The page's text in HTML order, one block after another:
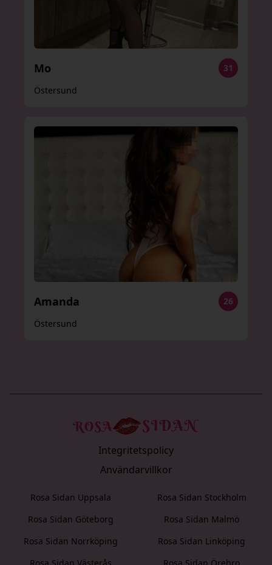
Mo
31
Östersund
Amanda
26
Östersund
Integritetspolicy
Användarvillkor
Rosa Sidan Uppsala
Rosa Sidan Stockholm
Rosa Sidan Göteborg
Rosa Sidan Malmö
Rosa Sidan Norrköping
Rosa Sidan Linköping